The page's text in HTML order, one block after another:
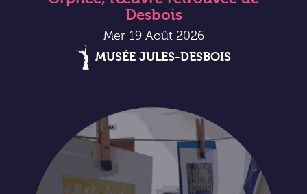
Desbois
Mer 19 Août 2026
MUSÉE JULES-DESBOIS